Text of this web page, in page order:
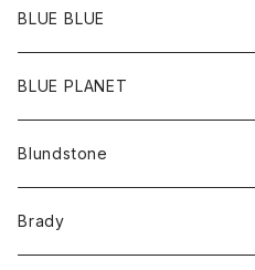
ポーチ
Ｔシャツ
ポトム
パンツ
BLUE BLUE
アウター
カーディガン
コート
アクセサリー
バッグ
キッズ
BLUE PLANET
サングラス
Blundstone
Brady